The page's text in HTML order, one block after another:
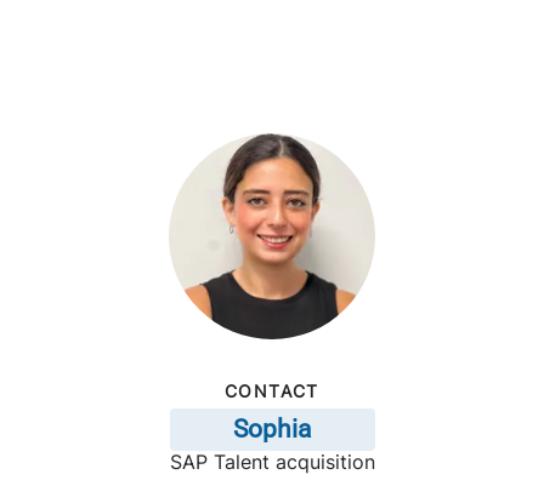
CONTACT
Sophia
SAP Talent acquisition